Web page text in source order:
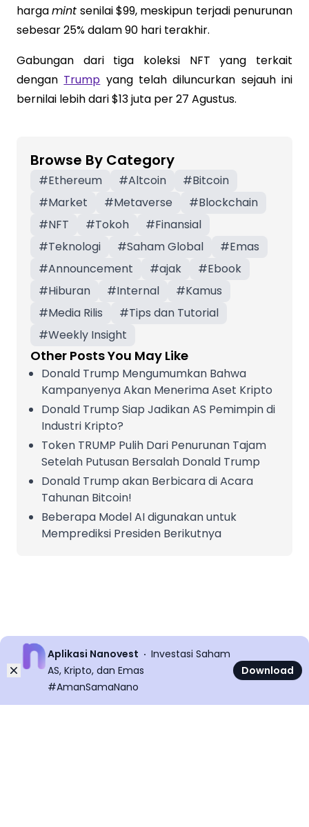
hargamint senilai $99, meskipun terjadi penurunan
sebesar 25% dalam 90 hari terakhir.
Gabungan dari tiga koleksi NFT yang terkait
dengan Trump yang telah diluncurkan sejauh ini
bernilai lebih dari $13 juta per 27 Agustus.
Browse By Category
#Ethereum #Altcoin #Bitcoin
#Market #Metaverse #Blockchain
#NFT #Tokoh #Finansial
#Teknologi #Saham Global #Emas
#Announcement #ajak #Ebook
#Hiburan #Internal #Kamus
#Media Rilis #Tips dan Tutorial
#Weekly Insight
Other Posts You May Like
Donald Trump Mengumumkan Bahwa
Kampanyenya Akan Menerima Aset Kripto
Donald Trump Siap Jadikan AS Pemimpin di
Industri Kripto?
Token TRUMP Pulih Dari Penurunan Tajam
Setelah Putusan Bersalah Donald Trump
Donald Trump akan Berbicara di Acara
Tahunan Bitcoin!
Beberapa Model AI digunakan untuk
Memprediksi Presiden Berikutnya
Dismiss
Aplikasi Nanovest
Investasi Saham
AS, Kripto, dan Emas
#AmanSamaNano
Download